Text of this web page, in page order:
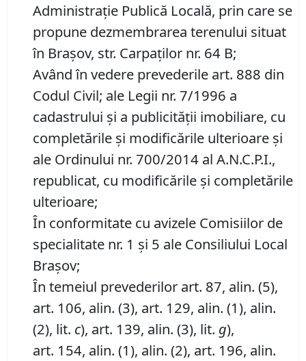
Administraţie Publică Locală, prin care se
propune dezmembrarea terenului situat
în Brașov, str. Carpaților nr. 64 B;
Având în vedere prevederile art. 888 din
Codul Civil; ale Legii nr. 7/1996 a
cadastrului și a publicității imobiliare, cu
completările și modificările ulterioare şi
ale Ordinului nr. 700/2014 al A.N.C.P.I.,
republicat, cu modificările și completările
ulterioare;
În conformitate cu avizele Comisiilor de
specialitate nr. 1 și 5 ale Consiliului Local
Brașov;
În temeiul prevederilor art. 87, alin. (5),
art. 106, alin. (3), art. 129, alin. (1), alin.
(2), lit. c), art. 139, alin. (3), lit. g),
art. 154, alin. (1), alin. (2), art. 196, alin.